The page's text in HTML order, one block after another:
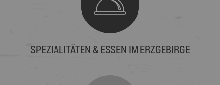
SPEZIALITÄTEN & ESSEN IM ERZGEBIRGE